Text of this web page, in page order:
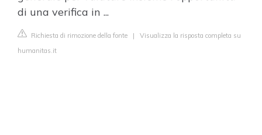
di una verifica in ...
Richiesta di rimozione della fonte | Visualizza la risposta completa su
humanitas.it